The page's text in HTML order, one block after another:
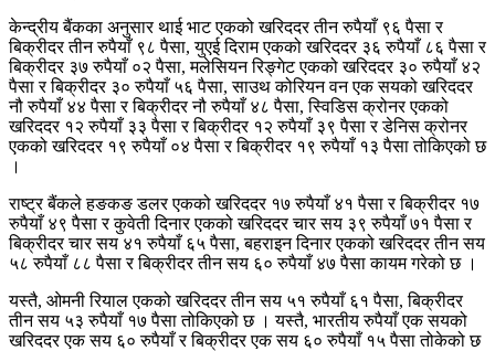
केन्द्रीय बैंकका अनुसार थाई भाट एकको खरिददर तीन रुपैयाँ ९६ पैसा र
बिक्रीदर तीन रुपैयाँ ९८ पैसा, युएई दिराम एकको खरिददर ३६ रुपैयाँ ८६ पैसा र
बिक्रीदर ३७ रुपैयाँ ०२ पैसा, मलेसियन रिङ्गेट एकको खरिददर ३० रुपैयाँ ४२
पैसा र बिक्रीदर ३० रुपैयाँ ५६ पैसा, साउथ कोरियन वन एक सयको खरिददर
नौ रुपैयाँ ४४ पैसा र बिक्रीदर नौ रुपैयाँ ४८ पैसा, स्विडिस क्रोनर एकको
खरिददर १२ रुपैयाँ ३३ पैसा र बिक्रीदर १२ रुपैयाँ ३९ पैसा र डेनिस क्रोनर
एकको खरिददर १९ रुपैयाँ ०४ पैसा र बिक्रीदर १९ रुपैयाँ १३ पैसा तोकिएको छ
।
राष्ट्र बैंकले हङकङ डलर एकको खरिददर १७ रुपैयाँ ४१ पैसा र बिक्रीदर १७
रुपैयाँ ४९ पैसा र कुवेती दिनार एकको खरिददर चार सय ३९ रुपैयाँ ७१ पैसा र
बिक्रीदर चार सय ४१ रुपैयाँ ६५ पैसा, बहराइन दिनार एकको खरिददर तीन सय
५८ रुपैयाँ ८८ पैसा र बिक्रीदर तीन सय ६० रुपैयाँ ४७ पैसा कायम गरेको छ ।
यस्तै, ओमनी रियाल एकको खरिददर तीन सय ५१ रुपैयाँ ६१ पैसा, बिक्रीदर
तीन सय ५३ रुपैयाँ १७ पैसा तोकिएको छ । यस्तै, भारतीय रुपैयाँ एक सयको
खरिददर एक सय ६० रुपैयाँ र बिक्रीदर एक सय ६० रुपैयाँ १५ पैसा तोकेको छ